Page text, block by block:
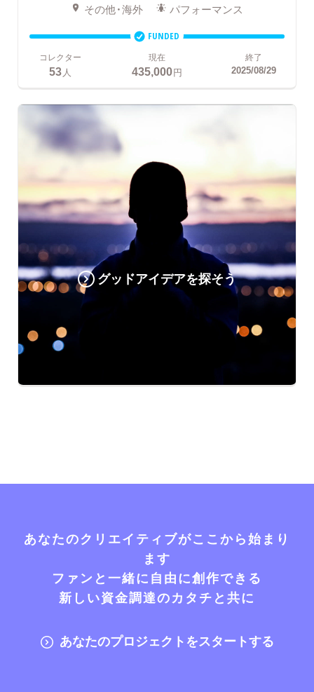
その他・海外 パフォーマンス
FUNDED
コレクター
53 人
現在
435,000円
終了
2025/08/29
グッドアイデアを探そう
あなたのクリエイティブがここから始まり
ます
ファンと一緒に自由に創作できる
新しい資金調達のカタチと共に
あなたのプロジェクトをスタートする